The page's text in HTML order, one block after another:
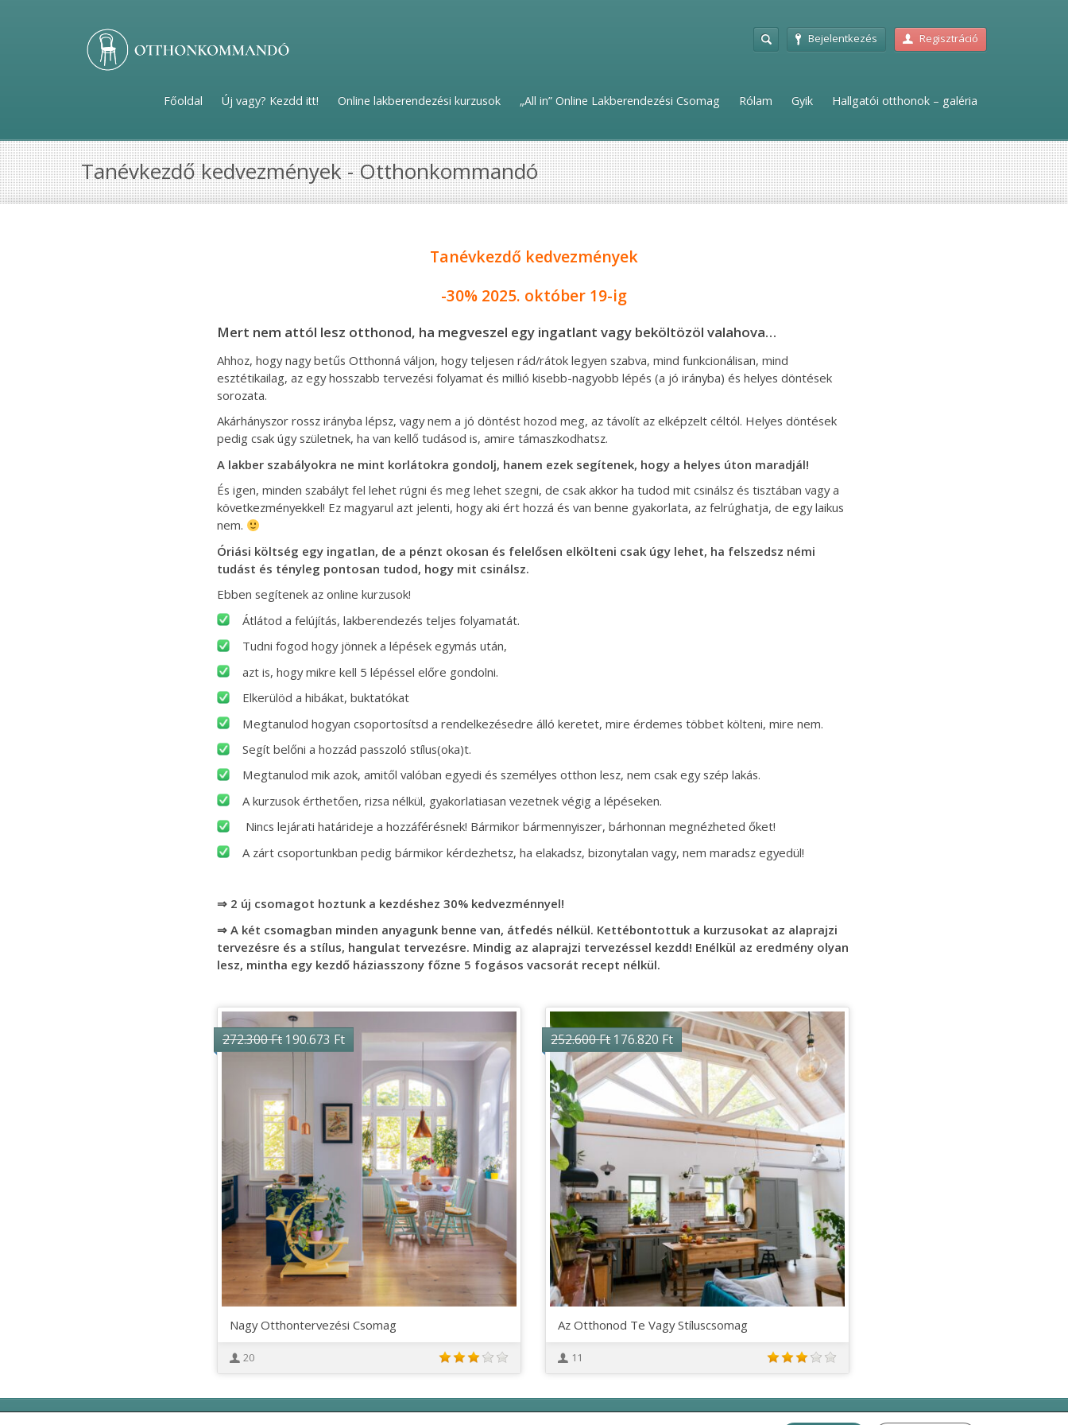
Bejelentkezés Regisztráció
Főoldal Új vagy? Kezdd itt! Online lakberendezési kurzusok „All in” Online Lakberendezési Csomag Rólam Gyik Hallgatói otthonok – galéria
Tanévkezdő kedvezmények - Otthonkommandó
Tanévkezdő kedvezmények
-30% 2025. október 19-ig
Mert nem attól lesz otthonod, ha megveszel egy ingatlant vagy beköltözöl valahova…
Ahhoz, hogy nagy betűs Otthonná váljon, hogy teljesen rád/rátok legyen szabva, mind funkcionálisan, mind
esztétikailag, az egy hosszabb tervezési folyamat és millió kisebb-nagyobb lépés (a jó irányba) és helyes döntések
sorozata.
Akárhányszor rossz irányba lépsz, vagy nem a jó döntést hozod meg, az távolít az elképzelt céltól. Helyes döntések
pedig csak úgy születnek, ha van kellő tudásod is, amire támaszkodhatsz.
A lakber szabályokra ne mint korlátokra gondolj, hanem ezek segítenek, hogy a helyes úton maradjál!
És igen, minden szabályt fel lehet rúgni és meg lehet szegni, de csak akkor ha tudod mit csinálsz és tisztában vagy a
következményekkel! Ez magyarul azt jelenti, hogy aki ért hozzá és van benne gyakorlata, az felrúghatja, de egy laikus
nem.
Óriási költség egy ingatlan, de a pénzt okosan és felelősen elkölteni csak úgy lehet, ha felszedsz némi
tudást és tényleg pontosan tudod, hogy mit csinálsz.
Ebben segítenek az online kurzusok!
Átlátod a felújítás, lakberendezés teljes folyamatát.
Tudni fogod hogy jönnek a lépések egymás után,
azt is, hogy mikre kell 5 lépéssel előre gondolni.
Elkerülöd a hibákat, buktatókat
Megtanulod hogyan csoportosítsd a rendelkezésedre álló keretet, mire érdemes többet költeni, mire nem.
Segít belőni a hozzád passzoló stílus(oka)t.
Megtanulod mik azok, amitől valóban egyedi és személyes otthon lesz, nem csak egy szép lakás.
A kurzusok érthetően, rizsa nélkül, gyakorlatiasan vezetnek végig a lépéseken.
Nincs lejárati határideje a hozzáférésnek! Bármikor bármennyiszer, bárhonnan megnézheted őket!
A zárt csoportunkban pedig bármikor kérdezhetsz, ha elakadsz, bizonytalan vagy, nem maradsz egyedül!
⇒ 2 új csomagot hoztunk a kezdéshez 30% kedvezménnyel!
⇒ A két csomagban minden anyagunk benne van, átfedés nélkül. Kettébontottuk a kurzusokat az alaprajzi
tervezésre és a stílus, hangulat tervezésre. Mindig az alaprajzi tervezéssel kezdd! Enélkül az eredmény olyan
lesz, mintha egy kezdő háziasszony főzne 5 fogásos vacsorát recept nélkül.
272.300Ft Original
price
272.300 Ft.
190.673 FtCurrent
price
190.673 Ft.
Nagy Otthontervezési Csomag
20
252.600Ft Original
price
was:
252.600 Ft.
176.820 FtCurrent
price
is:
176.820 Ft.
Az Otthonod Te Vagy Stíluscsomag
11